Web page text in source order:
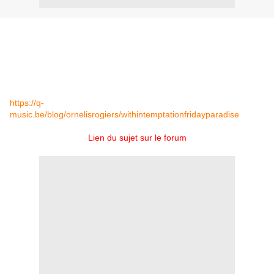
https://q-
music.be/blog/ornelisrogiers/withintemptationfridayparadise
Lien du sujet sur le forum